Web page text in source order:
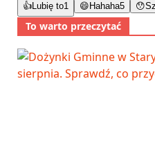
👍 Lubię to1 😄 Hahaha5 😯
To warto przeczytać